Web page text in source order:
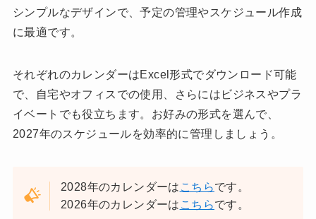
シンプルなデザインで、予定の管理やスケジュール作成
に最適です。
それぞれのカレンダーはExcel形式でダウンロード可能
で、自宅やオフィスでの使用、さらにはビジネスやプラ
イベートでも役立ちます。お好みの形式を選んで、
2027年のスケジュールを効率的に管理しましょう。
2028年のカレンダーは こちらです。
2026年のカレンダーは こちらです。